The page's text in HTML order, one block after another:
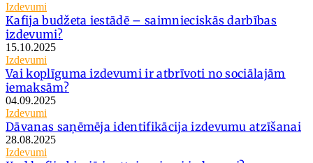
Izdevumi
Kafija budžeta iestādē – saimnieciskās darbības
izdevumi?
15.10.2025
Izdevumi
Vai koplīguma izdevumi ir atbrīvoti no sociālajām
iemaksām?
04.09.2025
Izdevumi
Dāvanas saņēmēja identifikācija izdevumu atzīšanai
28.08.2025
Izdevumi